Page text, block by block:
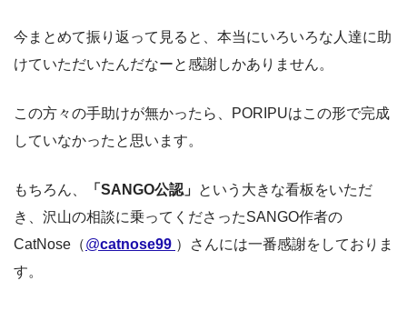
今まとめて振り返って見ると、本当にいろいろな人達に助
けていただいたんだなーと感謝しかありません。
この方々の手助けが無かったら、PORIPUはこの形で完成
していなかったと思います。
もちろん、 「SANGO公認」 という大きな看板をいただ
き、沢山の相談に乗ってくださったSANGO作者の
CatNose（@catnose99 ）さんには一番感謝をしておりま
す。